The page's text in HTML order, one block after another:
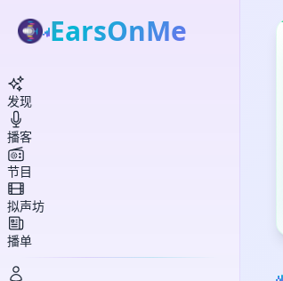
EarsOnMe
发现
播客
节目
拟声坊
播单